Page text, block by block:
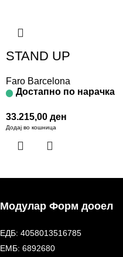
STAND UP
Faro Barcelona
Достапно по нарачка
33.215,00 ден
Додај во кошница
Модулар Форм дооел
ЕДБ: 4058013516785
ЕМБ: 6892680